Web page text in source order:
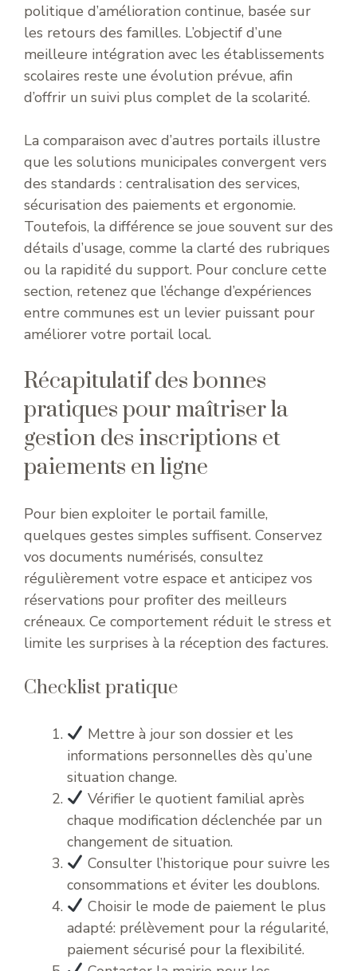
politique d’amélioration continue, basée sur
les retours des familles. L’objectif d’une
meilleure intégration avec les établissements
scolaires reste une évolution prévue, afin
d’offrir un suivi plus complet de la scolarité.
La comparaison avec d’autres portails illustre
que les solutions municipales convergent vers
des standards : centralisation des services,
sécurisation des paiements et ergonomie.
Toutefois, la différence se joue souvent sur des
détails d’usage, comme la clarté des rubriques
ou la rapidité du support. Pour conclure cette
section, retenez que l’échange d’expériences
entre communes est un levier puissant pour
améliorer votre portail local.
Récapitulatif des bonnes
pratiques pour maîtriser la
gestion des inscriptions et
paiements en ligne
Pour bien exploiter le portail famille,
quelques gestes simples suffisent. Conservez
vos documents numérisés, consultez
régulièrement votre espace et anticipez vos
réservations pour profiter des meilleurs
créneaux. Ce comportement réduit le stress et
limite les surprises à la réception des factures.
Checklist pratique
Mettre à jour son dossier et les
informations personnelles dès qu’une
situation change.
Vérifier le quotient familial après
chaque modification déclenchée par un
changement de situation.
Consulter l’historique pour suivre les
consommations et éviter les doublons.
Choisir le mode de paiement le plus
adapté: prélèvement pour la régularité,
paiement sécurisé pour la flexibilité.